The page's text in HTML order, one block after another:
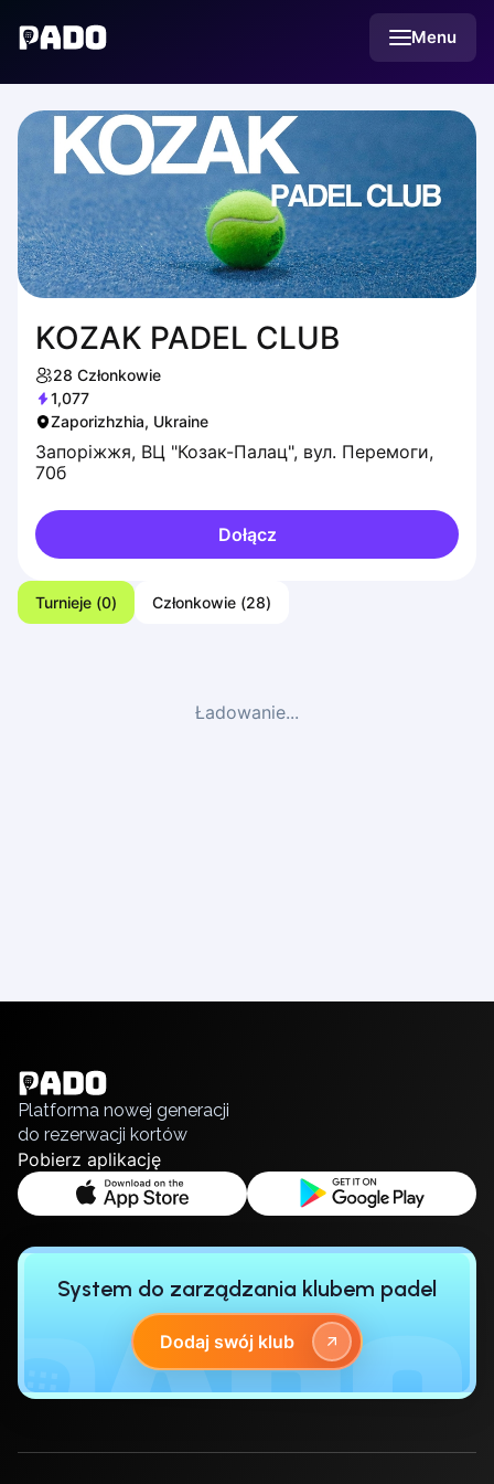
Menu
Українська
KOZAK PADEL CLUB
28 Członkowie
1,077
Zaporizhzhia, Ukraine
Запоріжжя, ВЦ "Козак-Палац", вул. Перемоги,
70б
Dołącz
Turnieje (0) Członkowie (28)
Ładowanie...
Polski
Русский
Platforma nowej generacji
do rezerwacji kortów
Pobierz aplikację
System do zarządzania klubem padel
Dodaj swój klub